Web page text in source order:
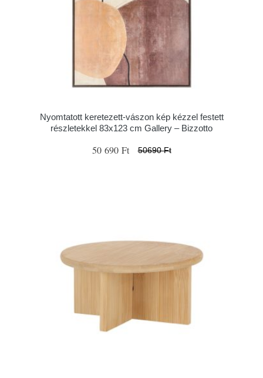
Nyomtatott keretezett-vászon kép kézzel festett
részletekkel 83x123 cm Gallery – Bizzotto
50 690 Ft 50690 Ft